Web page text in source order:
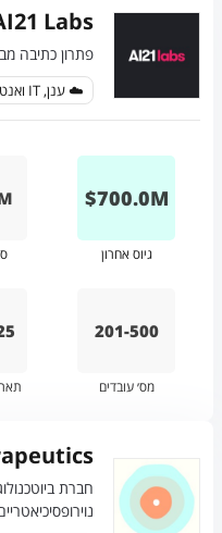
Labs
פתרון כתיבה
☁️ ענן, IT ואנטרפרייס
M
700.0
$
גיוס אחרון
201-500
מס׳ עובדים
חברת